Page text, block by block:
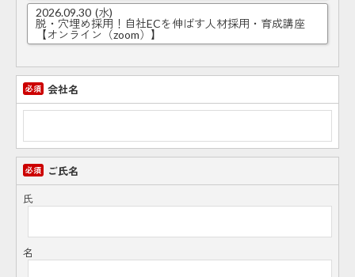
2026.09.30 (水)
脱・穴埋め採用！自社ECを伸ばす人材採用・育成講座
【オンライン（zoom）】
会社名
ご氏名
氏
名